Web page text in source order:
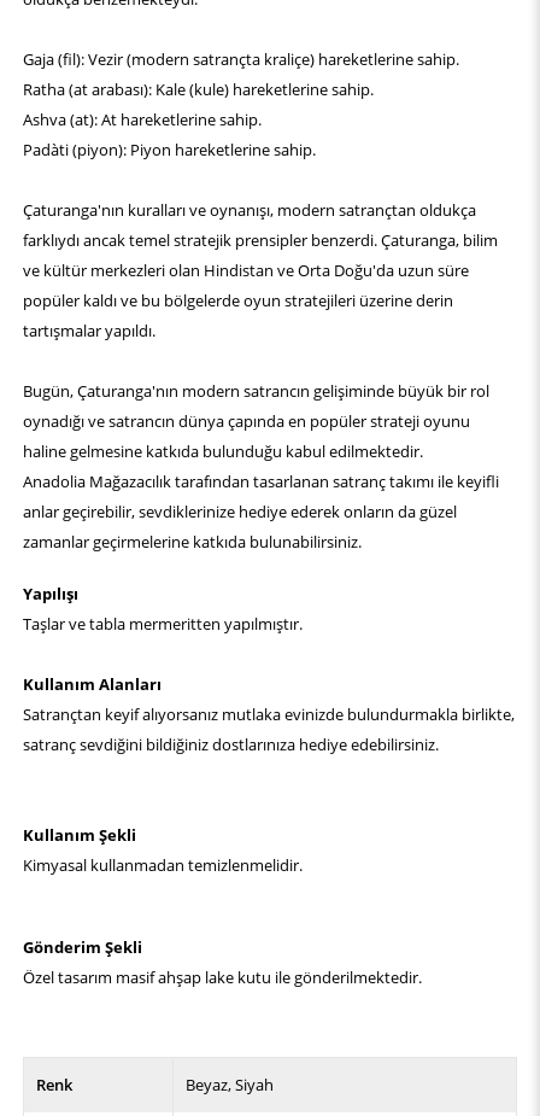
Gaja (fil): Vezir (modern satrançta kraliçe) hareketlerine sahip.
Ratha (at arabası): Kale (kule) hareketlerine sahip.
Ashva (at): At hareketlerine sahip.
Padàti (piyon): Piyon hareketlerine sahip.
Çaturanga'nın kuralları ve oynanışı, modern satrançtan oldukça
farklıydı ancak temel stratejik prensipler benzerdi. Çaturanga, bilim
ve kültür merkezleri olan Hindistan ve Orta Doğu'da uzun süre
popüler kaldı ve bu bölgelerde oyun stratejileri üzerine derin
tartışmalar yapıldı.
Bugün, Çaturanga'nın modern satrancın gelişiminde büyük bir rol
oynadığı ve satrancın dünya çapında en popüler strateji oyunu
haline gelmesine katkıda bulunduğu kabul edilmektedir.
Anadolia Mağazacılık tarafından tasarlanan satranç takımı ile keyifli
anlar geçirebilir, sevdiklerinize hediye ederek onların da güzel
zamanlar geçirmelerine katkıda bulunabilirsiniz.
Yapılışı
Taşlar ve tabla mermeritten yapılmıştır.
Kullanım Alanları
Satrançtan keyif alıyorsanız mutlaka evinizde bulundurmakla birlikte,
satranç sevdiğini bildiğiniz dostlarınıza hediye edebilirsiniz.
Kullanım Şekli
Kimyasal kullanmadan temizlenmelidir.
Gönderim Şekli
Özel tasarım masif ahşap lake kutu ile gönderilmektedir.
Renk Beyaz Siyah